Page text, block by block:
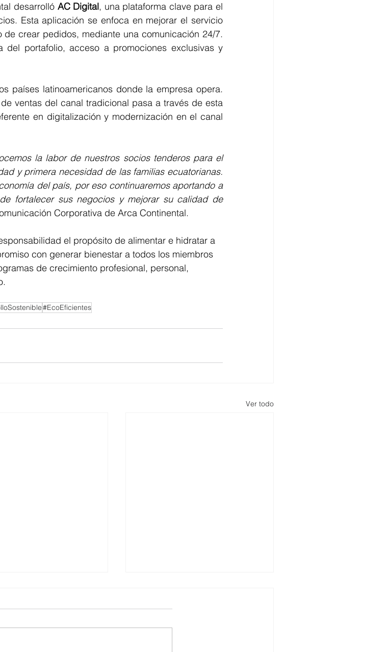
desarrolló AC Digital, una plataforma clave para el
Esta aplicación se enfoca en mejorar el servicio
crear pedidos, mediante una comunicación 24/7.
del portafolio, acceso a promociones exclusivas y
países latinoamericanos donde la empresa opera.
ventas del canal tradicional pasa a través de esta
en digitalización y modernización en el canal
la labor de nuestros socios tenderos para el
y primera necesidad de las familias ecuatorianas.
del país, por eso continuaremos aportando a
fortalecer sus negocios y mejorar su calidad de
Corporativa de Arca Continental.
el propósito de alimentar e hidratar a
con generar bienestar a todos los miembros
de crecimiento profesional, personal,
#EcoEficientes
Ver todo